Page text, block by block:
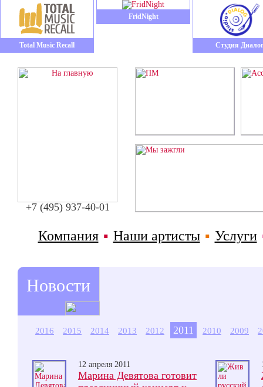
Total Music Recall
FridNight
Студия Диалог
+7 (495) 937-40-01
Компания ▪ Наши артисты ▪ Услуги
Новости
2016 2015 2014 2013 2012 2011 2010 2009
12 апреля 2011
Марина Девятова готовит